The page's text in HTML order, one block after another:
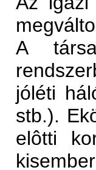
A
jóléti
stb.).
elôtti